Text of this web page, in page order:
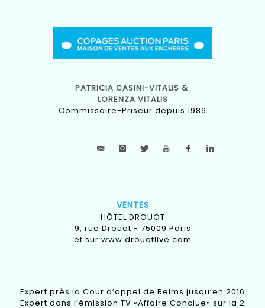
PATRICIA CASINI-VITALIS &
LORENZA VITALIS
Commissaire-Priseur depuis 1986
VENTES
HÔTEL DROUOT
9, rue Drouot - 75009 Paris
et sur www.drouotlive.com
Expert près la Cour d’appel de Reims jusqu’en 2016
Expert dans l’émission TV «Affaire Conclue» sur la 2